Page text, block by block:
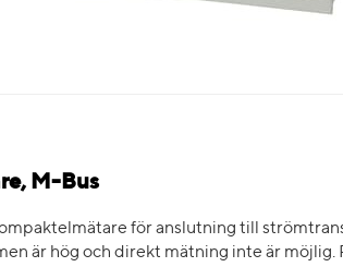
M-Bus
för anslutning till
är hög och direkt mätning inte är möjlig.